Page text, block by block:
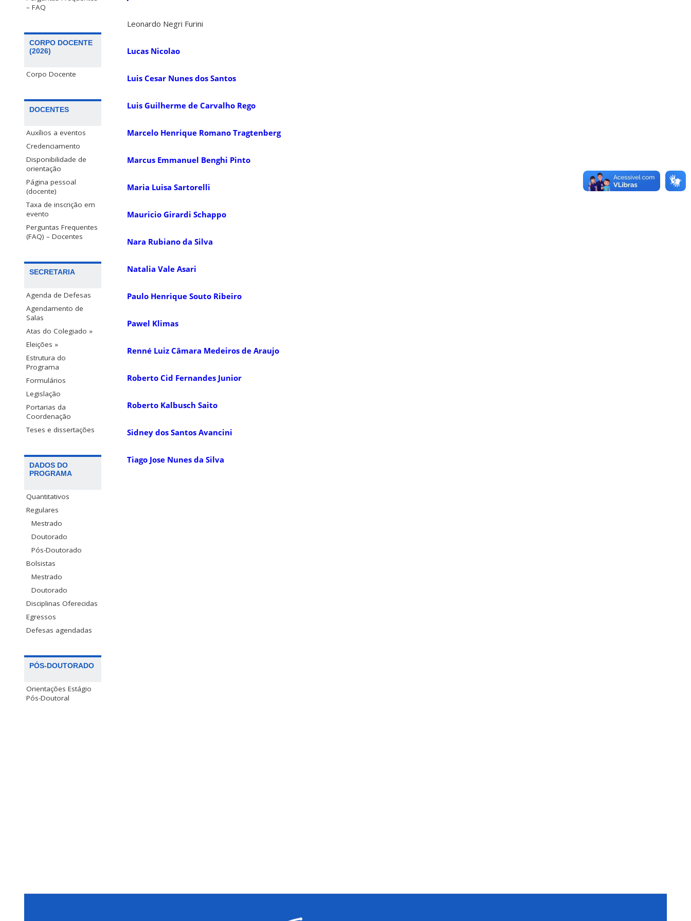
– FAQ
CORPO DOCENTE
(2026)
Corpo Docente
DOCENTES
Auxílios a eventos
Credenciamento
Disponibilidade de
orientação
Página pessoal
(docente)
Taxa de inscrição em
evento
Perguntas Frequentes
(FAQ) – Docentes
SECRETARIA
Agenda de Defesas
Agendamento de
Salas
Atas do Colegiado »
Eleições »
Estrutura do
Programa
Formulários
Legislação
Portarias da
Coordenação
Teses e dissertações
DADOS DO
PROGRAMA
Quantitativos
Regulares
Mestrado
Doutorado
Pós-Doutorado
Bolsistas
Mestrado
Doutorado
Disciplinas Oferecidas
Egressos
Defesas agendadas
PÓS-DOUTORADO
Orientações Estágio
Pós-Doutoral
Leonardo Negri Furini
Lucas Nicolao
Luis Cesar Nunes dos Santos
Luis Guilherme de Carvalho Rego
Marcelo Henrique Romano Tragtenberg
Marcus Emmanuel Benghi Pinto
Maria Luisa Sartorelli
Mauricio Girardi Schappo
Nara Rubiano da Silva
Natalia Vale Asari
Paulo Henrique Souto Ribeiro
Pawel Klimas
Renné Luiz Câmara Medeiros de Araujo
Roberto Cid Fernandes Junior
Roberto Kalbusch Saito
Sidney dos Santos Avancini
Tiago Jose Nunes da Silva